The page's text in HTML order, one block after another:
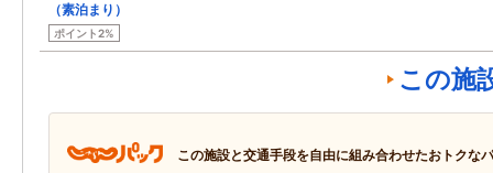
（素泊まり）
ポイント2%
この施
この施設と交通手段を自由に組み合わせたおトクな